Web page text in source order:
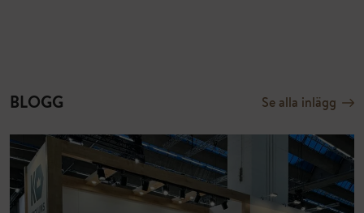
BLOGG Se alla inlägg